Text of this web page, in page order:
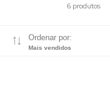
6 produtos
Ordenar por:
Mais vendidos